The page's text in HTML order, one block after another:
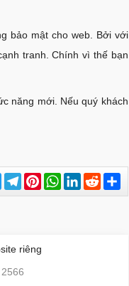
bảo mật cho web. Bởi với
tranh. Chính vì thế bạn
năng mới. Nếu quý khách
TwitterTelegramPinterestWhatsApp
LinkedInReddit
sẻ
riêng